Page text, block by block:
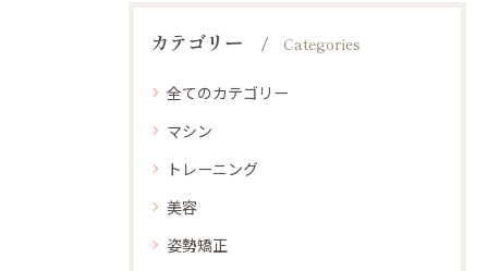
カテゴリー Categories
全てのカテゴリー
マシン
トレーニング
美容
姿勢矯正